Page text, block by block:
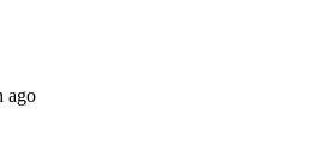
ago